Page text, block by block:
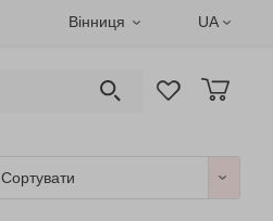
Вінниця UA
Сортувати